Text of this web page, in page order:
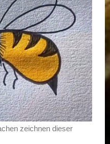
zeichnen dieser